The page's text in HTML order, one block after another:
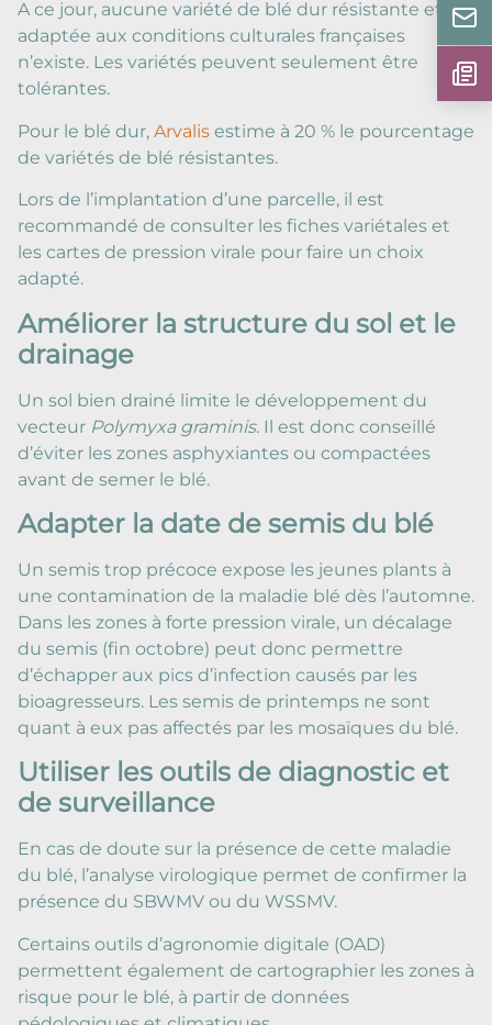
A ce jour, aucune variété de blé dur résistante et
adaptée aux conditions culturales françaises
n’existe. Les variétés peuvent seulement être
tolérantes.
Pour le blé dur, Arvalis estime à 20 % le pourcentage
de variétés de blé résistantes.
Lors de l’implantation d’une parcelle, il est
recommandé de consulter les fiches variétales et
les cartes de pression virale pour faire un choix
adapté.
Améliorer la structure du sol et le
drainage
Un sol bien drainé limite le développement du
vecteur Polymyxa graminis. Il est donc conseillé
d’éviter les zones asphyxiantes ou compactées
avant de semer le blé.
Adapter la date de semis du blé
Un semis trop précoce expose les jeunes plants à
une contamination de la maladie blé dès l’automne.
Dans les zones à forte pression virale, un décalage
du semis (fin octobre) peut donc permettre
d’échapper aux pics d’infection causés par les
bioagresseurs. Les semis de printemps ne sont
quant à eux pas affectés par les mosaïques du blé.
Utiliser les outils de diagnostic et
de surveillance
En cas de doute sur la présence de cette maladie
du blé, l’analyse virologique permet de confirmer la
présence du SBWMV ou du WSSMV.
Certains outils d’agronomie digitale (OAD)
permettent également de cartographier les zones à
risque pour le blé, à partir de données